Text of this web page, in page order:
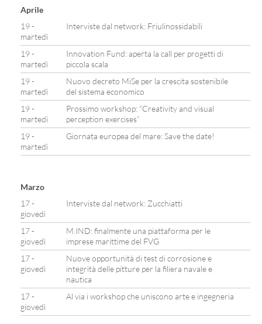
Aprile
19 -
martedì
Interviste dal network: Friulinossidabili
19 -
martedì
Innovation Fund: aperta la call per progetti di
piccola scala
19 -
martedì
Nuovo decreto MiSe per la crescita sostenibile
del sistema economico
19 -
martedì
Prossimo workshop: “Creativity and visual
perception exercises”
19 -
martedì
Giornata europea del mare: Save the date!
Marzo
17 -
giovedì
Interviste dal network: Zucchiatti
17 -
giovedì
M.IND: finalmente una piattaforma per le
imprese marittime del FVG
17 -
giovedì
Nuove opportunità di test di corrosione e
integrità delle pitture per la filiera navale e
nautica
17 -
giovedì
Al via i workshop che uniscono arte e ingegneria